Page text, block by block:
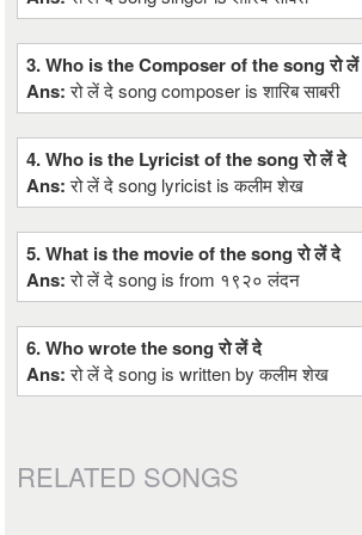
3. Who is the Composer of the song रो
Ans:रो लें दे song composer is शारिब साबरी
4. Who is the Lyricist of the song रो लें दे
Ans:रो लें दे song lyricist is कलीम शेख
5. What is the movie of the song रो लें दे
Ans:रो लें दे song is from १९२० लंदन
6. Who wrote the song रो लें दे
Ans:रो लें दे song is written by कलीम शेख
RELATED SONGS